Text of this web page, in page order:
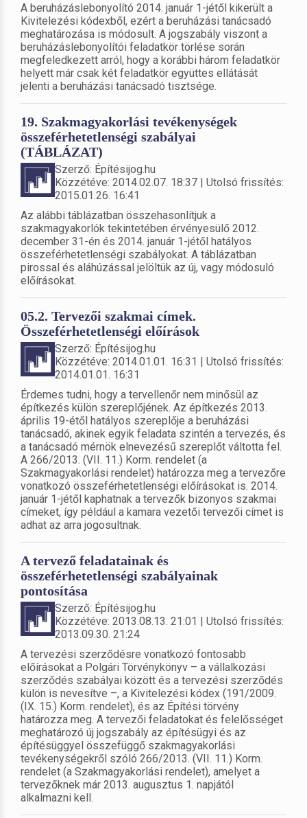
A beruházáslebonyolító 2014. január 1-jétől kikerült a
Kivitelezési kódexből, ezért a beruházási tanácsadó
meghatározása is módosult. A jogszabály viszont a
beruházáslebonyolítói feladatkör törlése során
megfeledkezett arról, hogy a korábbi három feladatkör
helyett már csak két feladatkör együttes ellátását
jelenti a beruházási tanácsadó tisztsége.
19. Szakmagyakorlási tevékenységek
összeférhetetlenségi szabályai
(TÁBLÁZAT)
Szerző: Építésijog.hu
Közzétéve: 2014.02.07. 18:37 | Utolsó frissítés:
2015.01.26. 16:41
Az alábbi táblázatban összehasonlítjuk a
szakmagyakorlók tekintetében érvényesülő 2012.
december 31-én és 2014. január 1-jétől hatályos
összeférhetetlenségi szabályokat. A táblázatban
pirossal és aláhúzással jelöltük az új, vagy módosuló
előírásokat.
05.2. Tervezői szakmai címek.
Összeférhetetlenségi előírások
Szerző: Építésijog.hu
Közzétéve: 2014.01.01. 16:31 | Utolsó frissítés:
2014.01.01. 16:31
Érdemes tudni, hogy a tervellenőr nem minősül az
építkezés külön szereplőjének. Az építkezés 2013.
április 19-étől hatályos szereplője a beruházási
tanácsadó, akinek egyik feladata szintén a tervezés, és
a tanácsadó mérnök elnevezésű szereplőt váltotta fel.
A 266/2013. (VII. 11.) Korm. rendelet (a
Szakmagyakorlási rendelet) határozza meg a tervezőre
vonatkozó összeférhetetlenségi előírásokat is. 2014.
január 1-jétől kaphatnak a tervezők bizonyos szakmai
címeket, így például a kamara vezetői tervezői címet is
adhat az arra jogosultnak.
A tervező feladatainak és
összeférhetetlenségi szabályainak
pontosítása
Szerző: Építésijog.hu
Közzétéve: 2013.08.13. 21:01 | Utolsó frissítés:
2013.09.30. 21:24
A tervezési szerződésre vonatkozó fontosabb
előírásokat a Polgári Törvénykönyv – a vállalkozási
szerződés szabályai között és a tervezési szerződés
külön is nevesítve –, a Kivitelezési kódex (191/2009.
(IX. 15.) Korm. rendelet), és az Építési törvény
határozza meg. A tervezői feladatokat és felelősséget
meghatározó új jogszabály az építésügyi és az
építésüggyel összefüggő szakmagyakorlási
tevékenységekről szóló 266/2013. (VII. 11.) Korm.
rendelet (a Szakmagyakorlási rendelet), amelyet a
tervezőknek már 2013. augusztus 1. napjától
alkalmazni kell.